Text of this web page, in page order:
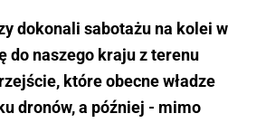
dokonali sabotażu na kolei w
do naszego kraju z terenu
które obecne władze
dronów, a później - mimo